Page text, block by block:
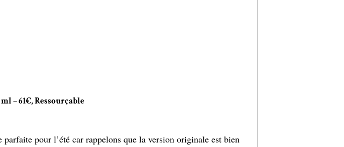
– 61€, Ressourçable
pour l’été car rappelons que la version originale est bien